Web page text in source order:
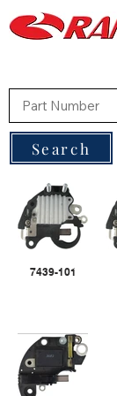
Search
7439-101